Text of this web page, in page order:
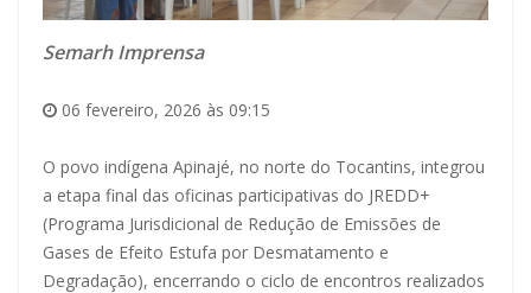
Semarh Imprensa
06 fevereiro, 2026 às 09:15
O povo indígena Apinajé, no norte do Tocantins, integrou
a etapa final das oficinas participativas do JREDD+
(Programa Jurisdicional de Redução de Emissões de
Gases de Efeito Estufa por Desmatamento e
Degradação), encerrando o ciclo de encontros realizados